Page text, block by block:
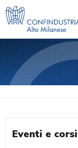
Eventi e corsi